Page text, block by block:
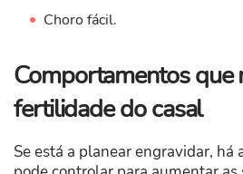
Choro fácil.
Comportamentos que
fertilidade do casal
Se está a planear engravidar, há